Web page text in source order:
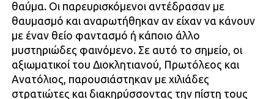
θαύμα. Οι παρευρισκόμενοι αντέδρασαν με
θαυμασμό και αναρωτήθηκαν αν είχαν να κάνουν
με έναν θείο φαντασμό ή κάποιο άλλο
μυστηριώδες φαινόμενο. Σε αυτό το σημείο, οι
αξιωματικοί του Διοκλητιανού, Πρωτόλεος και
Ανατόλιος, παρουσιάστηκαν με χιλιάδες
στρατιώτες και διακηρύσσοντας την πίστη τους